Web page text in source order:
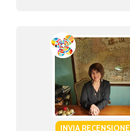
INVIA RECENSIONE